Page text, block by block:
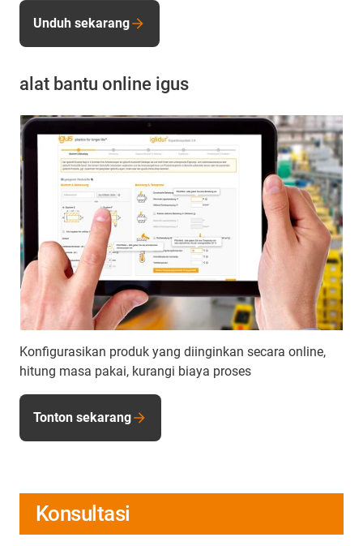
Unduh sekarang
alat bantu online igus
Konfigurasikan produk yang diinginkan secara online,
hitung masa pakai, kurangi biaya proses
Tonton sekarang
Konsultasi